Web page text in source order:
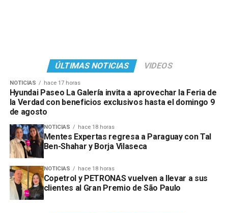
ÚLTIMAS NOTICIAS VIDEOS
NOTICIAS hace 17 horas
Hyundai Paseo La Galería invita a aprovechar la Feria de
la Verdad con beneficios exclusivos hasta el domingo 9
de agosto
NOTICIAS hace 18 horas
Mentes Expertas regresa a Paraguay con Tal
Ben-Shahar y Borja Vilaseca
NOTICIAS hace 18 horas
Copetrol y PETRONAS vuelven a llevar a sus
clientes al Gran Premio de São Paulo